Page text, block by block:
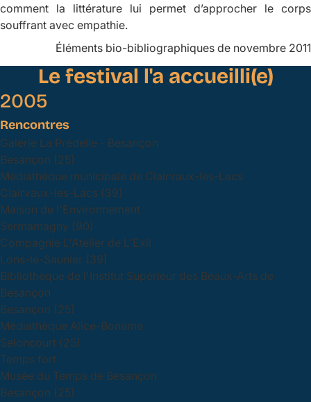
comment la littérature lui permet d’approcher le corps
souffrant avec empathie.
Éléments bio-bibliographiques de novembre 2011
Le festival l'a accueilli(e)
2005
Rencontres
Galerie La Prédelle - Besançon
Besançon (25)
Médiathèque municipale de Clairvaux-les-Lacs
Clairvaux-les-Lacs (39)
Maison de l'Environnement
Sermamagny (90)
Compagnie L'Atelier de L'Exil
Lons-le-Saunier (39)
Bibliothèque de l'Institut Supérieur des Beaux-Arts de
Besançon
Besançon (25)
Médiathèque Alice-Boname
Seloncourt (25)
Temps fort
Musée du Temps de Besançon
Besançon (25)